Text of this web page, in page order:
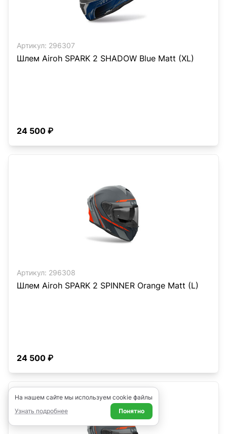
Артикул: 296307
Шлем Airoh SPARK 2 SHADOW Blue Matt (XL)
24 500 ₽
Артикул: 296308
Шлем Airoh SPARK 2 SPINNER Orange Matt (L)
24 500 ₽
На нашем сайте мы используем cookie файлы
Узнать подробнее
Понятно